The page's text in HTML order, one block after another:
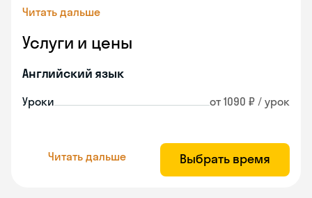
Читать дальше
Услуги и цены
Английский язык
Уроки от 1090 ₽ / урок
Читать дальше Выбрать время